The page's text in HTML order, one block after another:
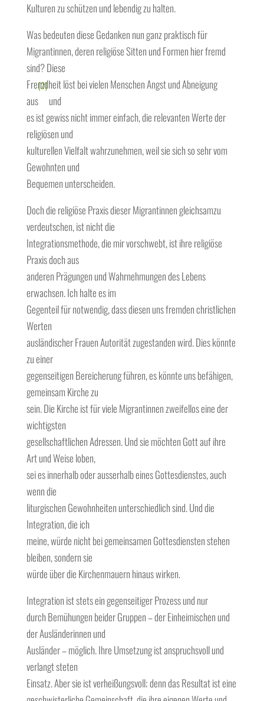
Kulturen zu schützen und lebendig zu halten.
Was bedeuten diese Gedanken nun ganz praktisch für
Migrantinnen, deren religiöse Sitten und Formen hier fremd
sind? Diese
Fremdheit löst bei vielen Menschen Angst und Abneigung
aus
[2]
und
es ist gewiss nicht immer einfach, die relevanten Werte der
religiösen und
kulturellen Vielfalt wahrzunehmen, weil sie sich so sehr vom
Gewohnten und
Bequemen unterscheiden.
Doch die religiöse Praxis dieser Migrantinnen gleichsamzu
verdeutschen, ist nicht die
Integrationsmethode, die mir vorschwebt, ist ihre religiöse
Praxis doch aus
anderen Prägungen und Wahrnehmungen des Lebens
erwachsen. Ich halte es im
Gegenteil für notwendig, dass diesen uns fremden christlichen
Werten
ausländischer Frauen Autorität zugestanden wird. Dies könnte
zu einer
gegenseitigen Bereicherung führen, es könnte uns befähigen,
gemeinsam Kirche zu
sein. Die Kirche ist für viele Migrantinnen zweifellos eine der
wichtigsten
gesellschaftlichen Adressen. Und sie möchten Gott auf ihre
Art und Weise loben,
sei es innerhalb oder ausserhalb eines Gottesdienstes, auch
wenn die
liturgischen Gewohnheiten unterschiedlich sind. Und die
Integration, die ich
meine, würde nicht bei gemeinsamen Gottesdiensten stehen
bleiben, sondern sie
würde über die Kirchenmauern hinaus wirken.
Integration ist stets ein gegenseitiger Prozess und nur
durch Bemühungen beider Gruppen – der Einheimischen und
der Ausländerinnen und
Ausländer – möglich. Ihre Umsetzung ist anspruchsvoll und
verlangt steten
Einsatz. Aber sie ist verheißungsvoll; denn das Resultat ist eine